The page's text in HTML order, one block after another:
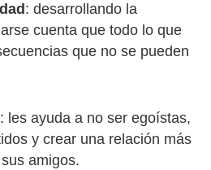
: desarrollando la
cuenta que todo lo que
que no se pueden
: les ayuda a no ser egoístas,
y crear una relación más
amigos.